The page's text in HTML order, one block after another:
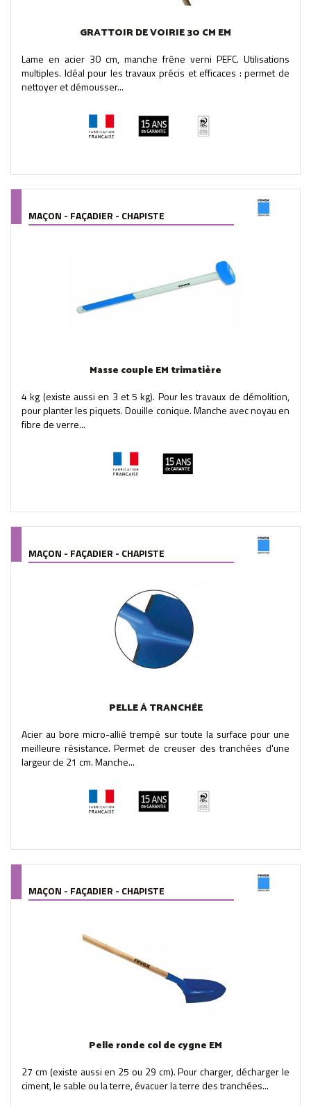
GRATTOIR DE VOIRIE 30 CM EM
Lame en acier 30 cm, manche frêne verni PEFC. Utilisations
multiples. Idéal pour les travaux précis et efficaces : permet de
nettoyer et démousser...
MAÇON - FAÇADIER - CHAPISTE
Masse couple EM trimatière
4 kg (existe aussi en 3 et 5 kg). Pour les travaux de démolition,
pour planter les piquets. Douille conique. Manche avec noyau en
fibre de verre...
MAÇON - FAÇADIER - CHAPISTE
PELLE À TRANCHÉE
Acier au bore micro-allié trempé sur toute la surface pour une
meilleure résistance. Permet de creuser des tranchées d'une
largeur de 21 cm. Manche...
MAÇON - FAÇADIER - CHAPISTE
Pelle ronde col de cygne EM
27 cm (existe aussi en 25 ou 29 cm). Pour charger, décharger le
ciment, le sable ou la terre, évacuer la terre des tranchées...